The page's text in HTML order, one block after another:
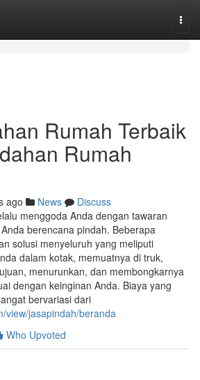
Rumah Terbaik
Rumah
ago News
Discuss
menggoda Anda dengan tawaran
berencana pindah. Beberapa
solusi menyeluruh yang meliputi
dalam kotak, memuatnya di truk,
menurunkan, dan membongkarnya
dengan keinginan Anda. Biaya yang
bervariasi dari
view/jasapindah/beranda
Who Upvoted